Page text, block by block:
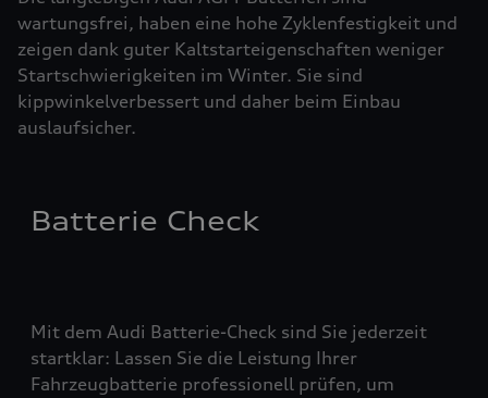
wartungsfrei, haben eine hohe Zyklenfestigkeit und
zeigen dank guter Kaltstarteigenschaften weniger
Startschwierigkeiten im Winter. Sie sind
kippwinkelverbessert und daher beim Einbau
auslaufsicher.
Batterie Check
Mit dem Audi Batterie-Check sind Sie jederzeit
startklar: Lassen Sie die Leistung Ihrer
Fahrzeugbatterie professionell prüfen, um